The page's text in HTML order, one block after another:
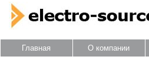
Главная О компании